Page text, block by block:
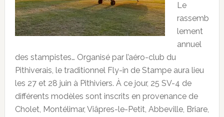
Le
rassemb
lement
annuel
des stampistes… Organisé par l’aéro-club du
Pithiverais, le traditionnel Fly-in de Stampe aura lieu
les 27 et 28 juin à Pithiviers. À ce jour, 25 SV-4 de
différents modèles sont inscrits en provenance de
Cholet, Montélimar, Viâpres-le-Petit, Abbeville, Briare,